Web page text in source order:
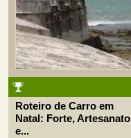
Roteiro de Carro em
Natal: Forte, Artesanato
e...